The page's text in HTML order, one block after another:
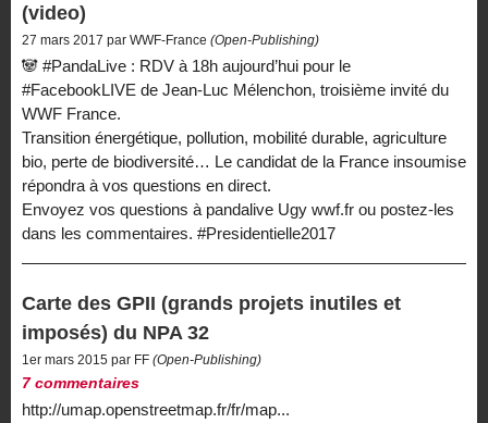
(video)
27 mars 2017 par WWF-France (Open-Publishing)
🐼 #PandaLive : RDV à 18h aujourd’hui pour le
#FacebookLIVE de Jean-Luc Mélenchon, troisième invité du
WWF France.
Transition énergétique, pollution, mobilité durable, agriculture
bio, perte de biodiversité… Le candidat de la France insoumise
répondra à vos questions en direct.
Envoyez vos questions à pandalive Ugy wwf.fr ou postez-les
dans les commentaires. #Presidentielle2017
Carte des GPII (grands projets inutiles et
imposés) du NPA 32
1er mars 2015 par FF (Open-Publishing)
7 commentaires
http://umap.openstreetmap.fr/fr/map...